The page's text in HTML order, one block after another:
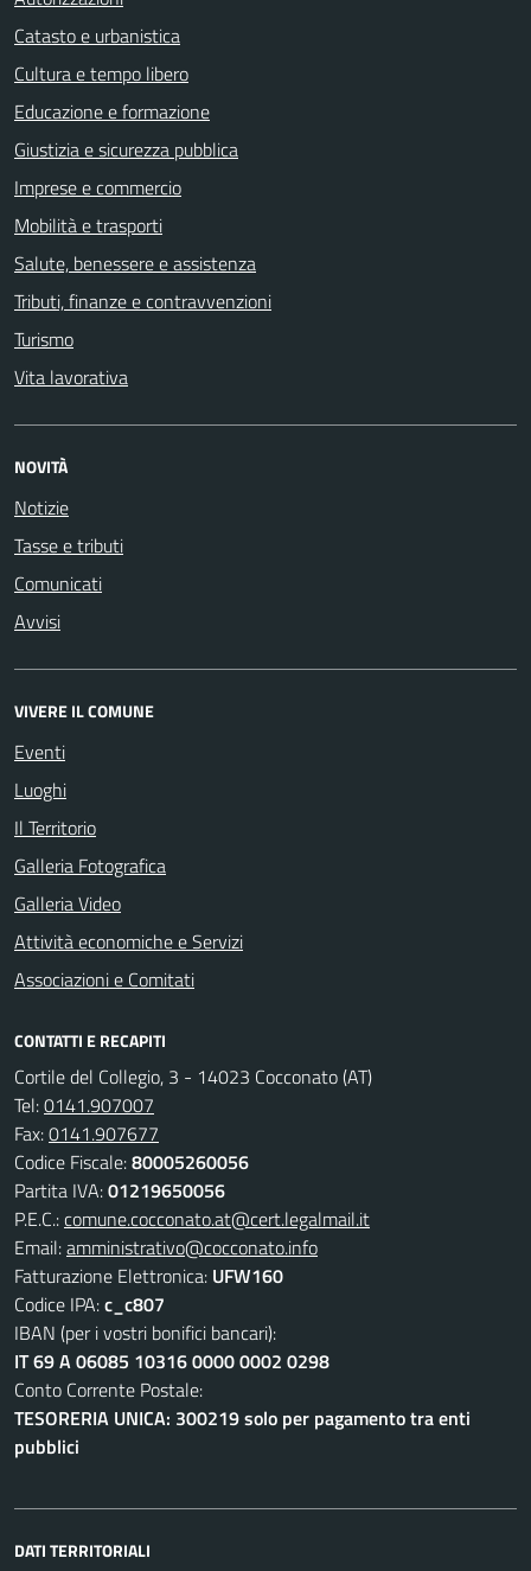
Catasto e urbanistica
Cultura e tempo libero
Educazione e formazione
Giustizia e sicurezza pubblica
Imprese e commercio
Mobilità e trasporti
Salute, benessere e assistenza
Tributi, finanze e contravvenzioni
Turismo
Vita lavorativa
NOVITÀ
Notizie
Tasse e tributi
Comunicati
Avvisi
VIVERE IL COMUNE
Eventi
Luoghi
Il Territorio
Galleria Fotografica
Galleria Video
Attività economiche e Servizi
Associazioni e Comitati
CONTATTI E RECAPITI
Cortile del Collegio, 3 - 14023 Cocconato (AT)
Tel:0141.907007
Fax:0141.907677
Codice Fiscale:80005260056
Partita IVA:01219650056
P.E.C.:comune.cocconato.at@cert.legalmail.it
Email:amministrativo@cocconato.info
Fatturazione Elettronica: UFW160
Codice IPA:c_c807
IBAN (per i vostri bonifici bancari):
IT 69 A 06085 10316 0000 0002 0298
Conto Corrente Postale:
TESORERIA UNICA: 300219 solo per pagamento tra enti
pubblici
DATI TERRITORIALI